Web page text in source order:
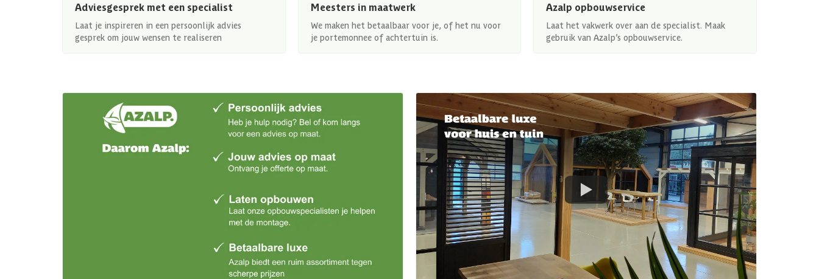
Adviesgesprek met een specialist
Laat je inspireren in een persoonlijk advies
gesprek om jouw wensen te realiseren
Meesters in maatwerk
We maken het betaalbaar voor je, of het nu voor
je portemonnee of achtertuin is.
Azalp opbouwservice
Laat het vakwerk over aan de specialist. Maak
gebruik van Azalp’s opbouwservice.